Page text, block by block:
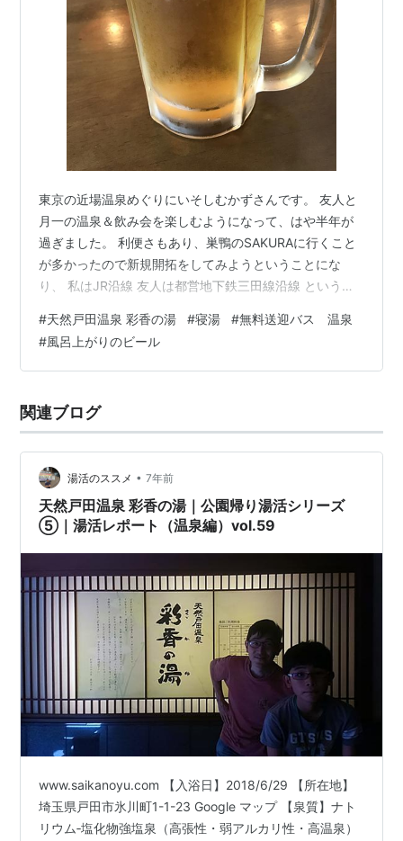
東京の近場温泉めぐりにいそしむかずさんです。 友人と
月一の温泉＆飲み会を楽しむようになって、はや半年が
過ぎました。 利便さもあり、巣鴨のSAKURAに行くこと
が多かったので新規開拓をしてみようということにな
り、 私はJR沿線 友人は都営地下鉄三田線沿線 というこ
泉彩香の湯 saikanoyu.com ということで、日本温泉協会
認定オール5つ星獲得した源泉掛け流しの良質な天然温泉
を堪能してみました！！ 今回はそのご報告をしたいと思
掛け流し天然温泉 寝湯ってどうしてこんなに気持ちがい
いの？ …
#天然戸田温泉 彩香の湯 #寝湯 #無料送迎バス 温泉
#風呂上がりのビール
関連ブログ
湯活のススメ • 7年前
天然戸田温泉 彩香の湯｜公園帰り湯活シリーズ
⑤｜湯活レポート（温泉編）vol.59
www.saikanoyu.com 【入浴日】2018/6/29 【所在地】
埼玉県戸田市氷川町1-1-23 Google マップ 【泉質】ナト
リウム‐塩化物強塩泉（高張性・弱アルカリ性・高温泉）